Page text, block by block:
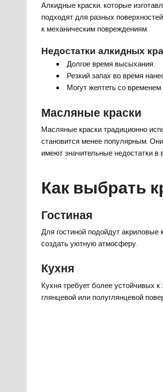
Алкидные краски, которые
подходят для разных
к механическим повреждениям.
Недостатки алкидных
Долгое время высыхания;
Резкий запах во время
Могут желтеть со временем.
Масляные краски
Масляные краски традиционно
становится менее популярным.
имеют значительные недостатки в
Как выбрать
Гостиная
Для гостиной подойдут акриловые
создать уютную атмосферу.
Кухня
Кухня требует более устойчивых
глянцевой или полуглянцевой